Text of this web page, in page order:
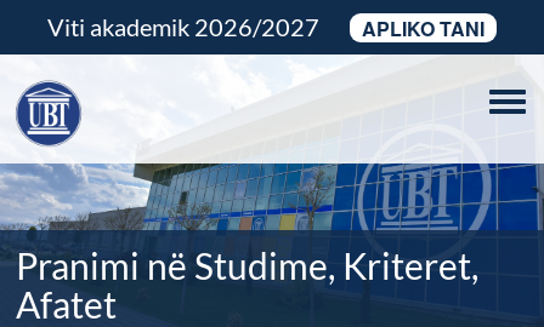
Viti akademik 2026/2027 APLIKO TANI
Pranimi në Studime, Kriteret,
Afatet